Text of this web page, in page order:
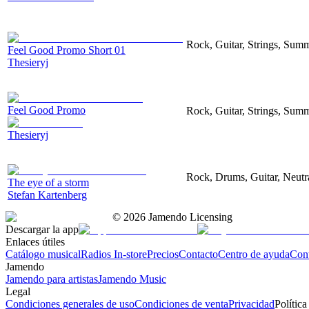
Feel Good Promo Short 01
Thesieryj
Rock, Guitar, Strings,
Feel Good Promo
Thesieryj
Rock, Guitar, Strings,
The eye of a storm
Stefan Kartenberg
Rock, Drums, Guitar,
© 2026 Jamendo Licensing
Descargar la app
Enlaces útiles
Catálogo musicalRadios In-storePreciosContactoCentro de ayuda
Jamendo
Jamendo para artistasJamendo Music
Legal
Condiciones generales de usoCondiciones de ventaPrivacidadPolítica